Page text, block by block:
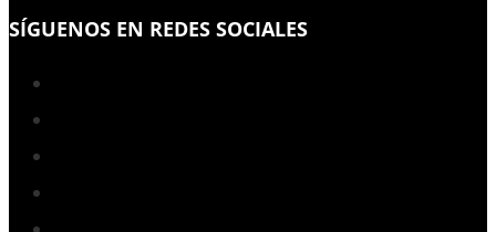
SÍGUENOS EN REDES SOCIALES